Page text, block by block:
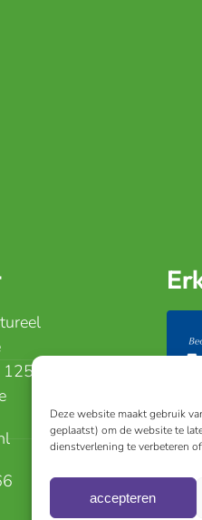
Deze website maakt gebruik
geplaatst) om de website te
dienstverlening te verbeteren
accepteren
125